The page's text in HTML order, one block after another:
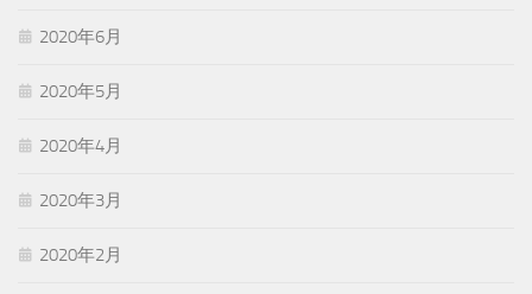
2020年6月
2020年5月
2020年4月
2020年3月
2020年2月